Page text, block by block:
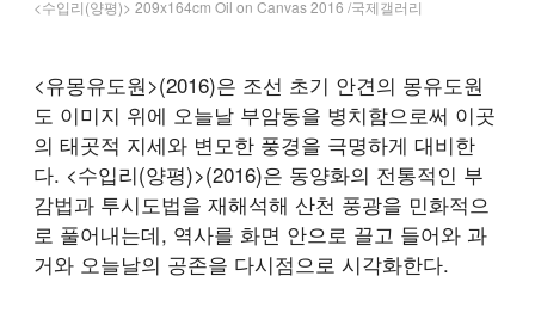
<수입리(양평)> 209x164cm Oil on Canvas 2016 /국제갤러리
<유몽유도원>(2016)은 조선 초기 안견의 몽유도원
도 이미지 위에 오늘날 부암동을 병치함으로써 이곳
의 태곳적 지세와 변모한 풍경을 극명하게 대비한
다. <수입리(양평)>(2016)은 동양화의 전통적인 부
감법과 투시도법을 재해석해 산천 풍광을 민화적으
로 풀어내는데, 역사를 화면 안으로 끌고 들어와 과
거와 오늘날의 공존을 다시점으로 시각화한다.